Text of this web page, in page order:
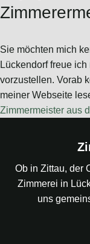
Sie möchten mich
Lückendorf freue
vorzustellen. Vorab
meiner Webseite
Zimmermeister aus
Ob in Zittau, der
Zimmerei in
uns